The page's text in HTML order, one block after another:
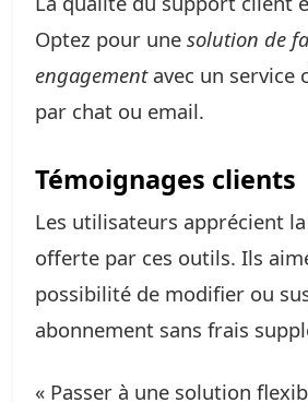
Optez pour une solution de
engagementavec un service
par chat ou email.
Témoignages clients
Les utilisateurs apprécient
offerte par ces outils. Ils
possibilité de modifier ou
abonnement sans frais
« Passer à une solution